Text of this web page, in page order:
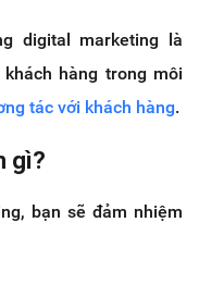
digital marketing là
hàng trong môi
tác với khách hàng.
gì?
bạn sẽ đảm nhiệm